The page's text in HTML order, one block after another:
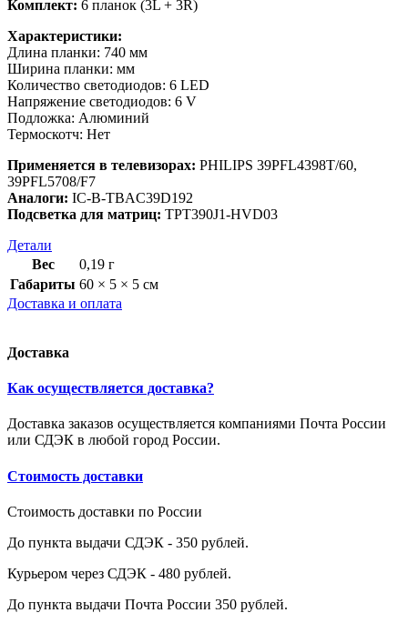
Комплект: 6 планок (3L + 3R)
Характеристики:
Длина планки: 740 мм
Ширина планки: мм
Количество светодиодов: 6 LED
Напряжение светодиодов: 6 V
Подложка: Алюминий
Термоскотч: Нет
Применяется в телевизорах: PHILIPS 39PFL4398T/60,
39PFL5708/F7
Аналоги: IC-B-TBAC39D192
Подсветка для матриц: TPT390J1-HVD03
Детали
Вес
0,19 г
Габариты 60 × 5 × 5 см
Доставка и оплата
Доставка
Как осуществляется доставка?
Доставка заказов осуществляется компаниями Почта России
или СДЭК в любой город России.
Стоимость доставки
Стоимость доставки по России
До пункта выдачи СДЭК - 350 рублей.
Курьером через СДЭК - 480 рублей.
До пункта выдачи Почта России 350 рублей.